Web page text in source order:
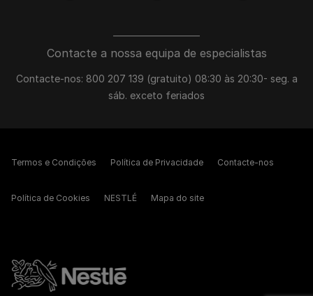
Contacte a nossa equipa de especialistas
Contacte-nos: 800 207 139 (gratuito) 08:30 às 20:30- seg. a
sáb. exceto feriados
Termos e Condições Política de Privacidade Contacte-nos
Política de Cookies NESTLÉ Mapa do site